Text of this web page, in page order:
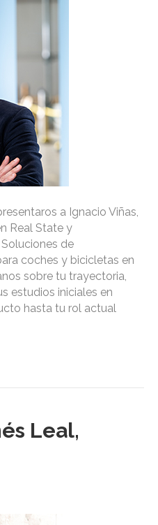
a Ignacio Viñas,
Real State y
de
coches y bicicletas en
sobre tu trayectoria,
estudios iniciales en
hasta tu rol actual
Leal,